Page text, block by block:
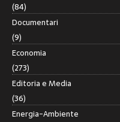
(84)
Documentari
(9)
Economia
(273)
Editoria e Media
(36)
Energia-Ambiente